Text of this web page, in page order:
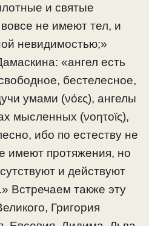
и святые
вовсе не имеют тел, и
невидимостью;»
«ангел есть
бестелесное,
умами (νόες), ангелы
мысленных (νοητοϊς),
ибо по естеству не
имеют протяжения, но
и действуют
Встречаем также эту
Григория